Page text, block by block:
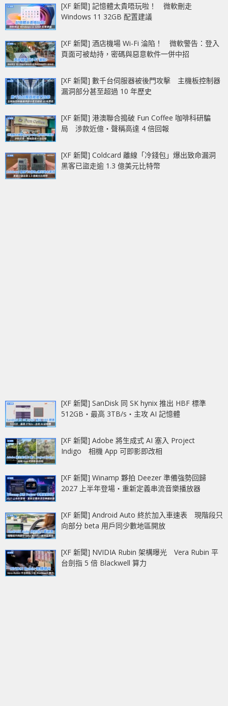
[XF 新聞] 記憶體太貴唔玩啦！ 微軟刪走
Windows 11 32GB 配置建議
[XF 新聞] 酒店機場 Wi-Fi 淪陷！ 微軟警告：登入
頁面可被劫持，密碼與惡意軟件一併中招
[XF 新聞] 數千台伺服器被後門攻擊 主機板控制器
漏洞部分甚至超過 10 年歷史
[XF 新聞] 港澳聯合搗破 Fun Coffee 咖啡科研騙
局 涉款近億‧聲稱高達 4 倍回報
[XF 新聞] Coldcard 離線「冷錢包」爆出致命漏洞
黑客已盜走逾 1.3 億美元比特幣
[XF 新聞] SanDisk 同 SK hynix 推出 HBF 標準
512GB‧最高 3TB/s‧主攻 AI 記憶體
[XF 新聞] Adobe 將生成式 AI 塞入 Project
Indigo 相機 App 可即影即改相
[XF 新聞] Winamp 夥拍 Deezer 準備強勢回歸
2027 上半年登場‧重新定義串流音樂播放器
[XF 新聞] Android Auto 終於加入車速表 現階段只
向部分 beta 用戶同少數地區開放
[XF 新聞] NVIDIA Rubin 架構曝光 Vera Rubin 平
台劍指 5 倍 Blackwell 算力